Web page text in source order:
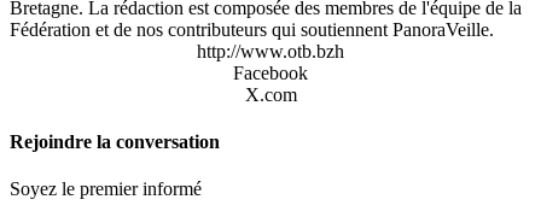
Bretagne. La rédaction est composée des membres de l'équipe de la
Fédération et de nos contributeurs qui soutiennent PanoraVeille.
http://www.otb.bzh
Facebook
X.com
Rejoindre la conversation
Soyez le premier informé